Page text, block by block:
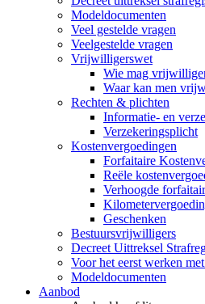
Modeldocumenten
Veel gestelde vragen
Veelgestelde vragen
Vrijwilligerswet
Wie mag
Waar kan men
Rechten & plichten
Informatie- en
Verzekeringsplicht
Kostenvergoedingen
Forfaitaire
Reële
Verhoogde
Geschenken
Bestuursvrijwilligers
Decreet Uittreksel
Voor het eerst werken
Modeldocumenten
Aanbod